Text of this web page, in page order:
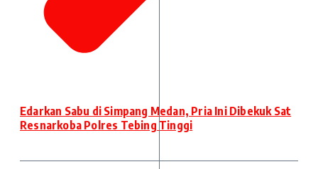
Edarkan Sabu di Simpang Medan, Pria Ini Dibekuk Sat
Resnarkoba Polres Tebing Tinggi